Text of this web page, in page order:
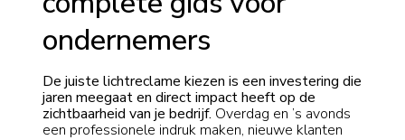
ondernemers
De juiste lichtreclame kiezen is een investering die
jaren meegaat en direct impact heeft op de
zichtbaarheid van je bedrijf. Overdag en ’s avonds
een professionele indruk maken, nieuwe klanten